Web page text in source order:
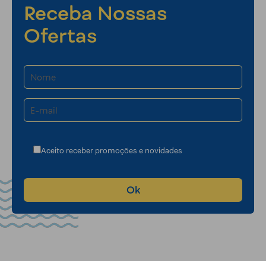
Receba Nossas
Ofertas
Aceito receber promoções e novidades